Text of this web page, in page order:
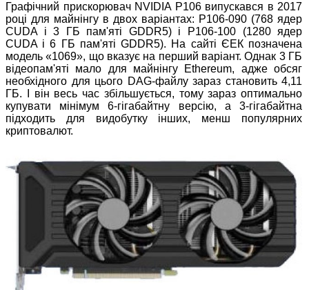
Графічний прискорювач NVIDIA P106 випускався в 2017
році для майнінгу в двох варіантах: P106-090 (768 ядер
CUDA і 3 ГБ пам'яті GDDR5) і P106-100 (1280 ядер
CUDA і 6 ГБ пам'яті GDDR5). На сайті ЄЕК позначена
модель «1069», що вказує на перший варіант. Однак 3 ГБ
відеопам'яті мало для майнінгу Ethereum, адже обсяг
необхідного для цього DAG-файлу зараз становить 4,11
ГБ. І він весь час збільшується, тому зараз оптимально
купувати мінімум 6-гігабайтну версію, а 3-гігабайтна
підходить для видобутку інших, менш популярних
криптовалют.